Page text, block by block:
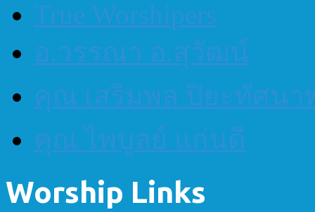
True Worshipers
อ.วรรณา อ.สุวัฒน์
คุณ เสริมพล ปิยะทัศนา
คุณ ไพบูลย์ แก่นดี
Worship Links